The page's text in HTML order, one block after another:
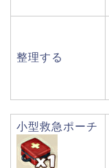
整理する
小型救急ポーチ